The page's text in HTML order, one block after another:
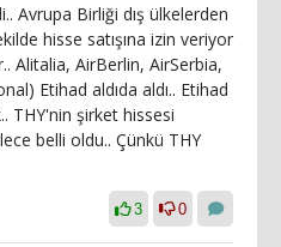
Avrupa Birliği dış ülkelerden
hisse satışına izin veriyor
Alitalia, AirBerlin, AirSerbia,
Etihad aldıda aldı.. Etihad
THY'nin şirket hissesi
belli oldu.. Çünkü THY
3 0